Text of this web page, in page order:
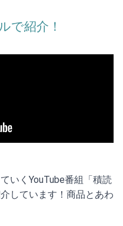
で紹介！
いくYouTube番組「積読
しています！商品とあわ